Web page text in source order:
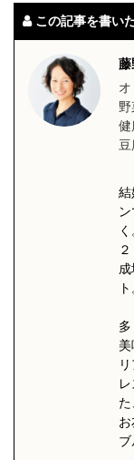
この記事を書い
藤
健
結
く
ト
ブ